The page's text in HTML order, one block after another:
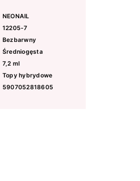
NEONAIL
12205-7
Bezbarwny
Średniogęsta
7,2 ml
Topy hybrydowe
5907052818605